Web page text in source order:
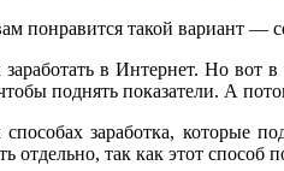
понравится такой вариант —
в Интернет. Но
поднять показатели. А
заработка, которые
отдельно, так как этот способ